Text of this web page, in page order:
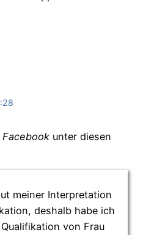
Facebookunter diesen
meiner Interpretation
deshalb habe ich
von Frau